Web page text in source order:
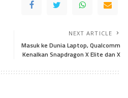
NEXT ARTICLE
Masuk ke Dunia Laptop, Qualcomm
Kenalkan Snapdragon X Elite dan X